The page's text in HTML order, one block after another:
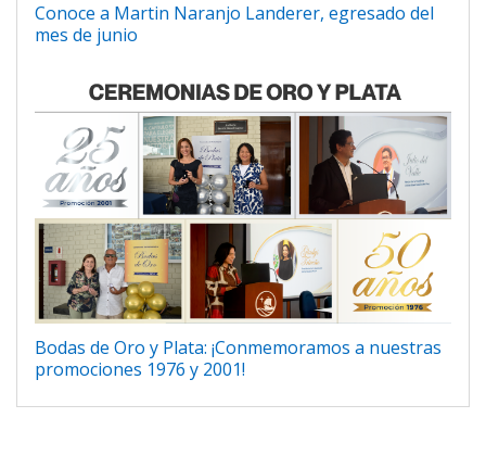
Conoce a Martin Naranjo Landerer, egresado del
mes de junio
Bodas de Oro y Plata: ¡Conmemoramos a nuestras
promociones 1976 y 2001!